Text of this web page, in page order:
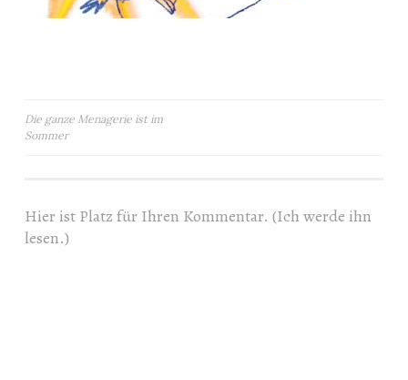
Beitragsnavigation
Die ganze Menagerie ist im
Sommer
Hier ist Platz für Ihren Kommentar. (Ich werde ihn
lesen.)